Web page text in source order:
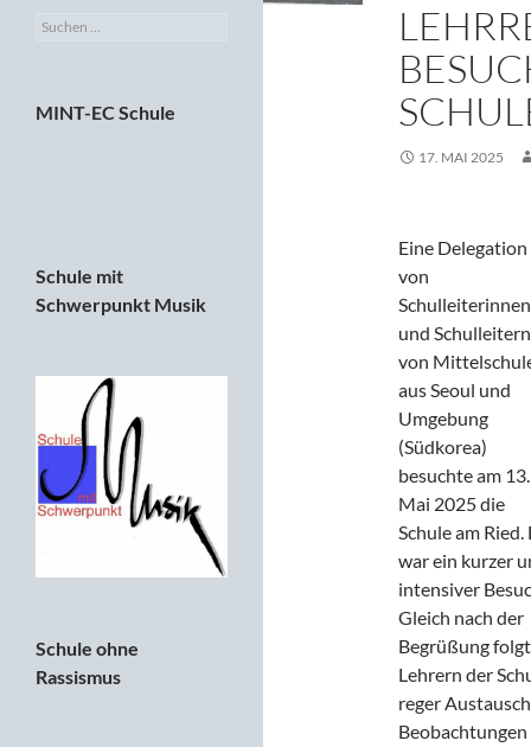
17. MAI 2025
Eine Delegation
von
Schulleiterinnen
und Schulleitern
von
aus Seoul und
Umgebung
(Südkorea)
besuchte am 13.
Mai 2025 die
Schule am Ried.
war ein kurzer
intensiver
Gleich nach der
Begrüßung
Lehrern der
reger
Suchen
MINT-EC Schule
Schule mit
Schwerpunkt Musik
Schule ohne
Rassismus